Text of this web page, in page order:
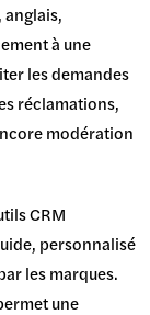
à une
les demandes
réclamations,
modération
CRM
personnalisé
les marques.
une